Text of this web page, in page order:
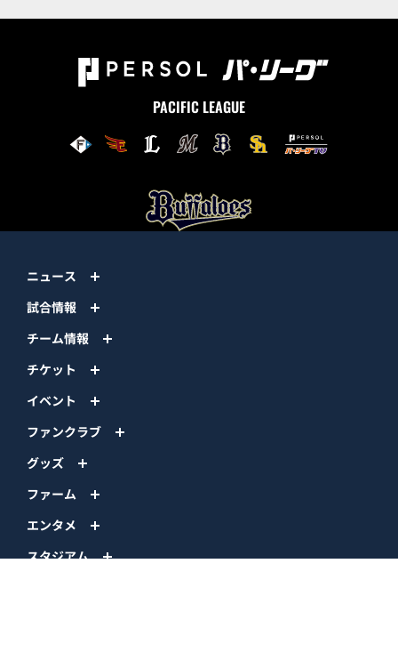
PACIFIC LEAGUE
ニュース
試合情報
チーム情報
チケット
イベント
ファンクラブ
グッズ
ファーム
エンタメ
スタジアム